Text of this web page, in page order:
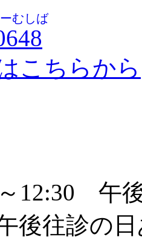
むしば
こちらから
12:30 午
後往診の